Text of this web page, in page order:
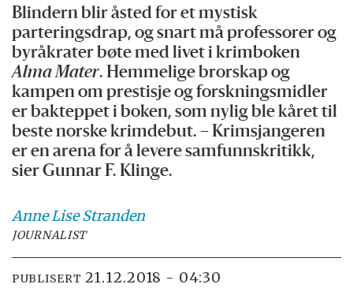
Blindern blir åsted for et mystisk
parteringsdrap, og snart må professorer og
byråkrater bøte med livet i krimboken
Alma Mater. Hemmelige brorskap og
kampen om prestisje og forskningsmidler
er bakteppet i boken, som nylig ble kåret til
beste norske krimdebut. – Krimsjangeren
er en arena for å levere samfunnskritikk,
sier Gunnar F. Klinge.
Anne Lise Stranden
JOURNALIST
PUBLISERT 21.12.2018 - 04:30